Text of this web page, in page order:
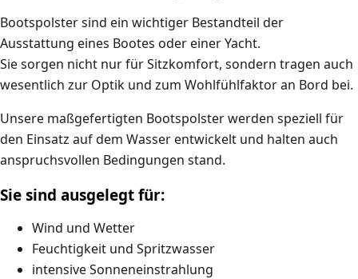
Bootspolster sind ein wichtiger Bestandteil der
Ausstattung eines Bootes oder einer Yacht.
Sie sorgen nicht nur für Sitzkomfort, sondern tragen auch
wesentlich zur Optik und zum Wohlfühlfaktor an Bord bei.
Unsere maßgefertigten Bootspolsterwerden speziell für
den Einsatz auf dem Wasser entwickelt und halten auch
anspruchsvollen Bedingungen stand.
Sie sind ausgelegt für:
Wind und Wetter
Feuchtigkeit und Spritzwasser
intensive Sonneneinstrahlung